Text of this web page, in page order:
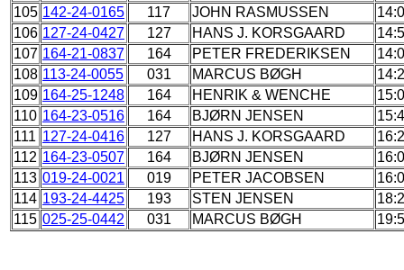
105 142-24-0165 117 JOHN RASMUSSEN
106 127-24-0427 127 HANS J. KORSGAARD
107 164-21-0837 164 PETER FREDERIKSEN
108 113-24-0055 031 MARCUS BØGH
109 164-25-1248 164 HENRIK & WENCHE
110 164-23-0516 164 BJØRN JENSEN
111 127-24-0416 127 HANS J. KORSGAARD
112 164-23-0507 164 BJØRN JENSEN
113 019-24-0021 019 PETER JACOBSEN
114 193-24-4425 193 STEN JENSEN
115 025-25-0442 031 MARCUS BØGH